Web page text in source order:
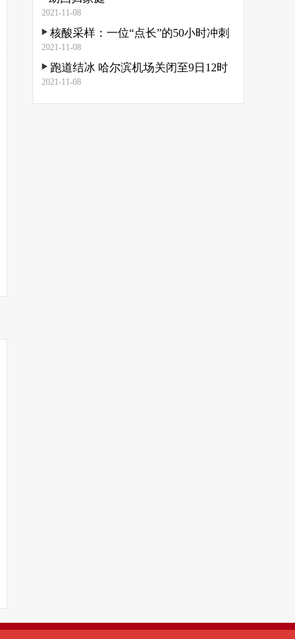
2021-11-08
核酸采样：一位“点长”的50小时冲刺
2021-11-08
跑道结冰 哈尔滨机场关闭至9日12时
2021-11-08